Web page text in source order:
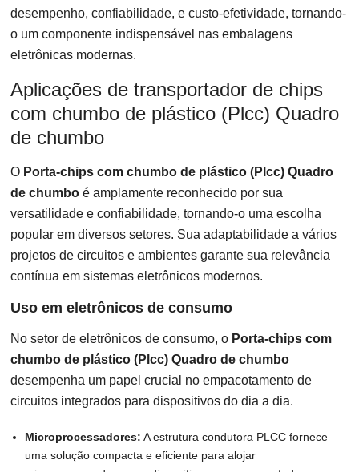
desempenho, confiabilidade, e custo-efetividade, tornando-
o um componente indispensável nas embalagens
eletrônicas modernas.
Aplicações de transportador de chips
com chumbo de plástico (Plcc) Quadro
de chumbo
O Porta-chips com chumbo de plástico (Plcc) Quadro
de chumbo é amplamente reconhecido por sua
versatilidade e confiabilidade, tornando-o uma escolha
popular em diversos setores. Sua adaptabilidade a vários
projetos de circuitos e ambientes garante sua relevância
contínua em sistemas eletrônicos modernos.
Uso em eletrônicos de consumo
No setor de eletrônicos de consumo, o Porta-chips com
chumbo de plástico (Plcc) Quadro de chumbo
desempenha um papel crucial no empacotamento de
circuitos integrados para dispositivos do dia a dia.
Microprocessadores: A estrutura condutora PLCC fornece
uma solução compacta e eficiente para alojar